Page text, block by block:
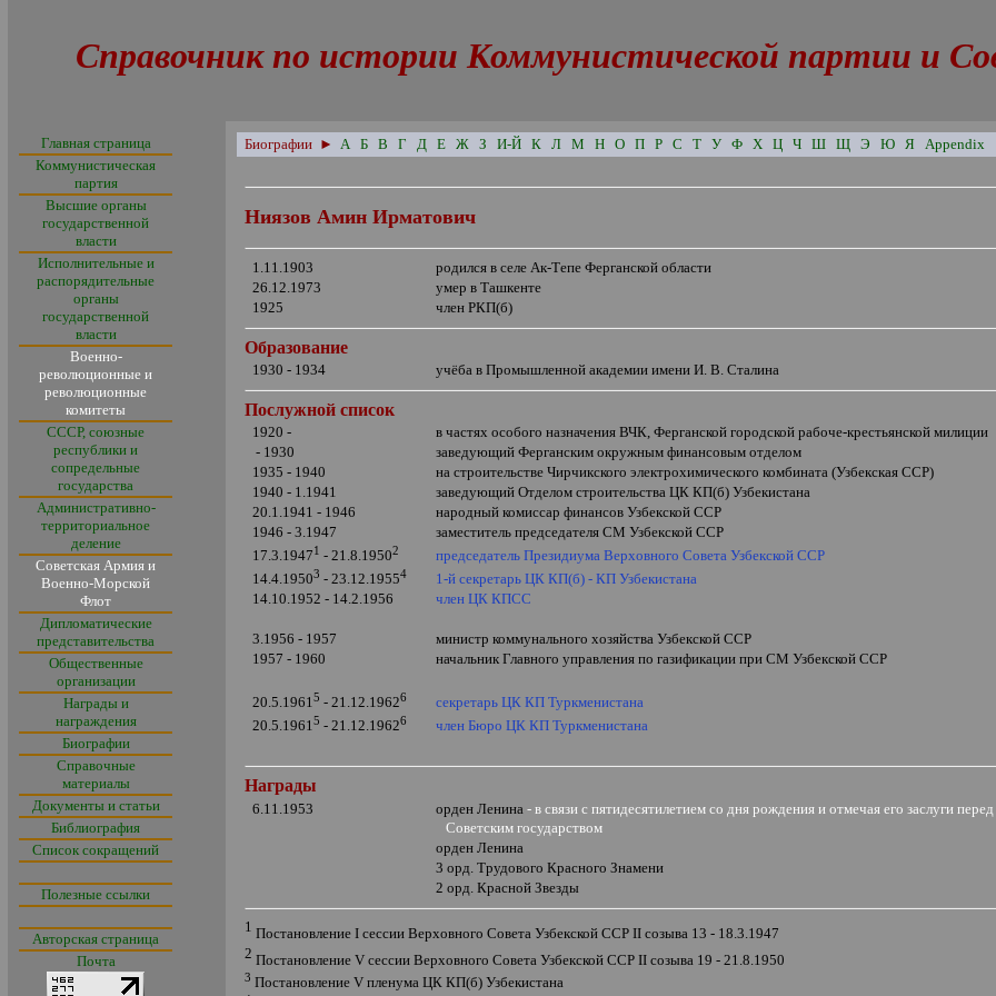
Справочник по истории Коммунистической партии и
Главная страница
Коммунистическая
партия
Высшие органы
государственной
власти
Исполнительные и
распорядительные
органы
государственной
власти
Военно-
революционные и
революционные
комитеты
СССР, союзные
республики и
сопредельные
государства
Административно-
территориальное
деление
Советская Армия и
Военно-Морской
Флот
Дипломатические
представительства
Общественные
организации
Награды и
награждения
Биографии
Справочные
материалы
Документы и статьи
Библиография
Список сокращений
Полезные ссылки
Авторская страница
Почта
Биографии ► А Б В Г Д Е Ж З И-Й К Л М Н О П Р С Т У Ф Х Ц Ч Ш Щ Э Ю Я Appendix
Ниязов Амин Ирматович
1.11.1903
родился в селе Ак-Тепе Ферганской области
26.12.1973
умер в Ташкенте
1925
член РКП(б)
Образование
1930 - 1934 учёба в Промышленной академии имени И. В. Сталина
Послужной список
1920 - вчастях особого назначенияВЧК, Ферганской городской рабоче-крестьянской милиции
- 1930
заведующий Ферганским окружным финансовым отделом
1935 - 1940
на строительстве Чирчикского электрохимического комбината (Узбекская ССР)
1940 - 1.1941
заведующий Отделом строительства ЦК КП(б) Узбекистана
20.1.1941 - 1946
народный комиссар финансов Узбекской ССР
1946 - 3.1947
заместитель председателя СМ Узбекской ССР
17.3.19471 - 21.8.19502
председатель Президиума Верховного Совета Узбекской ССР
14.4.19503 - 23.12.19554 1-й секретарь ЦК КП(б) - КПУзбекистана
14.10.1952 - 14.2.1956
член ЦК КПСС
3.1956 - 1957
министр коммунального хозяйства Узбекской ССР
1957 - 1960
начальник Главного управления по газификации при СМ Узбекской ССР
20.5.19615 - 21.12.19626
секретарь ЦК КП Туркменистана
20.5.19615 - 21.12.19626 член Бюро ЦК КП Туркменистана
Награды
6.11.1953 орден Ленина -в связи с пятидесятилетием со дня рождения и отмечая его заслуги
Советским государством
орден Ленина
3 орд. Трудового Красного Знамени
2 орд. Красной Звезды
1 ПостановлениеI сессии Верховного Совета Узбекской ССРII созыва 13 - 18.3.1947
2 ПостановлениеV сессии Верховного Совета Узбекской ССР II созыва 19 - 21.8.1950
3 ПостановлениеVпленума ЦК КП(б) Узбекистана